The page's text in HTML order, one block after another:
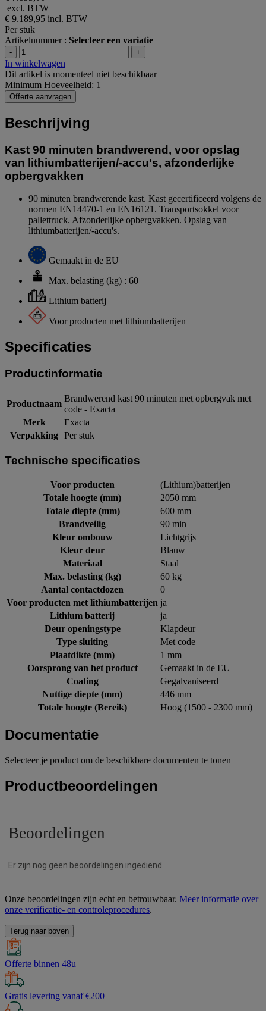
excl. BTW
€ 9.189,95 incl. BTW
Per stuk
Artikelnummer : Selecteer een variatie
- +
In winkelwagen
Dit artikel is momenteel niet beschikbaar
Minimum Hoeveelheid: 1
Offerte aanvragen
Beschrijving
Kast 90 minuten brandwerend, voor opslag
van lithiumbatterijen/-accu's, afzonderlijke
opbergvakken
90 minuten brandwerende kast. Kast gecertificeerd volgens de
normen EN14470-1 en EN16121. Transportsokkel voor
pallettruck. Afzonderlijke opbergvakken. Opslag van
lithiumbatterijen/-accu's.
Gemaakt in de EU
Max. belasting (kg) : 60
Lithium batterij
Voor producten met lithiumbatterijen
Specificaties
Productinformatie
Productnaam
Brandwerend kast 90 minuten met opbergvak met
code - Exacta
Merk
Exacta
Verpakking Per stuk
Technische specificaties
Voor producten
(Lithium)batterijen
Totale hoogte (mm)
2050 mm
Totale diepte (mm)
600 mm
Brandveilig
90 min
Kleur ombouw
Lichtgrijs
Kleur deur
Blauw
Materiaal
Staal
Max. belasting (kg)
60 kg
Aantal contactdozen
0
Voor producten met lithiumbatterijen ja
Lithium batterij
ja
Deur openingstype
Klapdeur
Type sluiting
Met code
Plaatdikte (mm)
1 mm
Oorsprong van het product
Gemaakt in de EU
Coating
Gegalvaniseerd
Nuttige diepte (mm)
446 mm
Totale hoogte (Bereik)
Hoog (1500 - 2300 mm)
Documentatie
Selecteer je product om de beschikbare documenten te tonen
Productbeoordelingen
Onze beoordelingen zijn echt en betrouwbaar. Meer informatie over
onze verificatie- en controleprocedures.
Terug naar boven
Offerte binnen 48u
Gratis levering vanaf €200